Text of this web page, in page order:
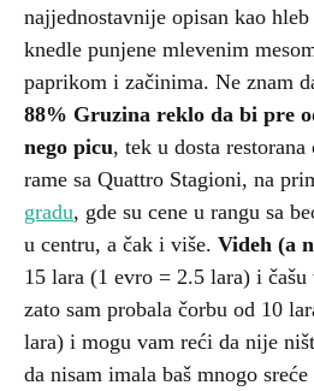
najjednostavnije opisan kao
knedle punjene mlevenim
paprikom i začinima. Ne znam
88% Gruzina reklo da bi pre
nego picu, tek u dosta
rame sa Quattro Stagioni, na
gradu, gde su cene u rangu sa
u centru, a čak i više. Videh (a
15 lara (1 evro = 2.5 lara) i
zato sam probala čorbu od 10
lara) i mogu vam reći da nije
da nisam imala baš mnogo